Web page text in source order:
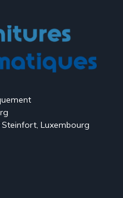
Steinfort, Luxembourg